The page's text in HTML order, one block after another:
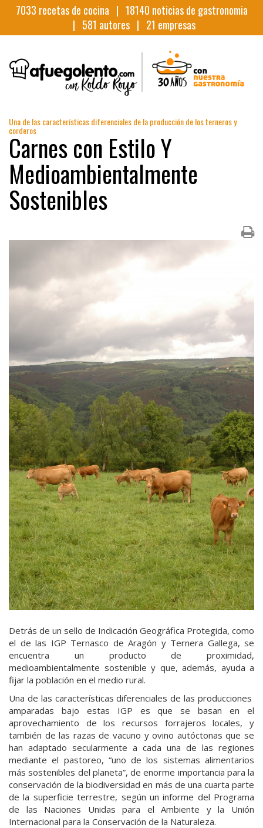
7033 recetas de cocina | 18140 noticias de gastronomia
| 581 autores | 21 empresas
Una de las características diferenciales de la producción de los terneros y
corderos
Carnes con Estilo Y
Medioambientalmente
Sostenibles
Detrás de un sello de Indicación Geográfica Protegida, como
el de las IGP Ternasco de Aragón y Ternera Gallega, se
encuentra un producto de proximidad,
medioambientalmente sostenible y que, además, ayuda a
fijar la población en el medio rural.
Una de las características diferenciales de las producciones
amparadas bajo estas IGP es que se basan en el
aprovechamiento de los recursos forrajeros locales, y
también de las razas de vacuno y ovino autóctonas que se
han adaptado secularmente a cada una de las regiones
mediante el pastoreo, “uno de los sistemas alimentarios
más sostenibles del planeta”, de enorme importancia para la
conservación de la biodiversidad en más de una cuarta parte
de la superficie terrestre, según un informe del Programa
de las Naciones Unidas para el Ambiente y la Unión
Internacional para la Conservación de la Naturaleza.